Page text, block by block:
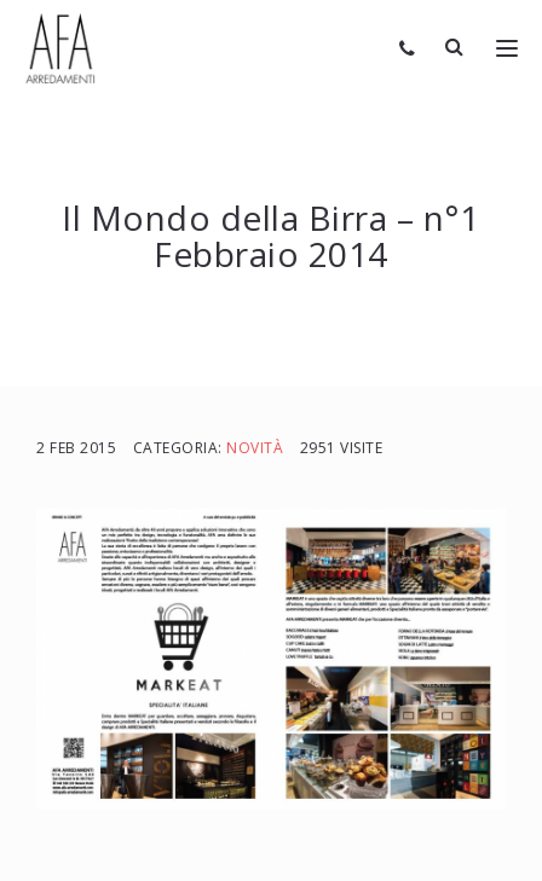
Il Mondo della Birra – n°1
Febbraio 2014
2 FEB 2015 CATEGORIA: NOVITÀ 2951 VISITE